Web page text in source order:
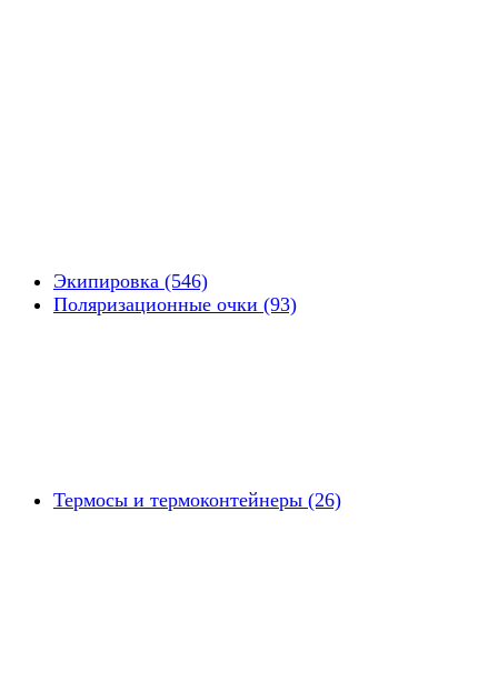
Экипировка (546)
Поляризационные очки (93)
Термосы и термоконтейнеры (26)